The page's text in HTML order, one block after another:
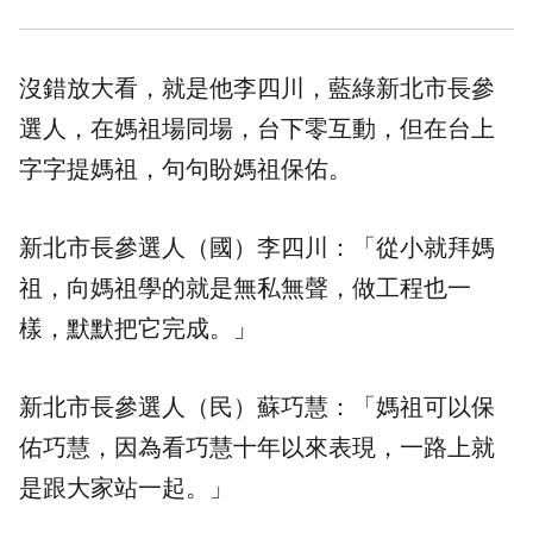
沒錯放大看，就是他李四川，藍綠新北市長參
選人，在媽祖場同場，台下零互動，但在台上
字字提媽祖，句句盼媽祖保佑。
新北市長參選人（國）李四川：「從小就拜媽
祖，向媽祖學的就是無私無聲，做工程也一
樣，默默把它完成。」
新北市長參選人（民）蘇巧慧：「媽祖可以保
佑巧慧，因為看巧慧十年以來表現，一路上就
是跟大家站一起。」